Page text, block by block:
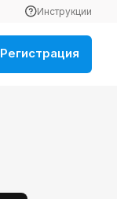
Инструкции
Регистрация